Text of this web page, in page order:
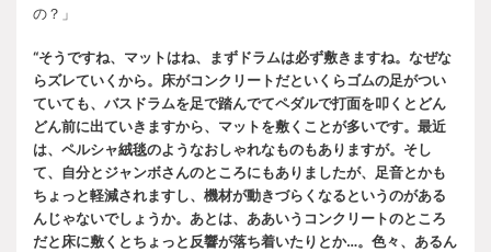
の？」
“そうですね、マットはね、まずドラムは必ず敷きますね。なぜな
らズレていくから。床がコンクリートだといくらゴムの足がつい
ていても、バスドラムを足で踏んでてペダルで打面を叩くとどん
どん前に出ていきますから、マットを敷くことが多いです。最近
は、ペルシャ絨毯のようなおしゃれなものもありますが。そし
て、自分とジャンボさんのところにもありましたが、足音とかも
ちょっと軽減されますし、機材が動きづらくなるというのがある
んじゃないでしょうか。あとは、ああいうコンクリートのところ
だと床に敷くとちょっと反響が落ち着いたりとか…。色々、あるん